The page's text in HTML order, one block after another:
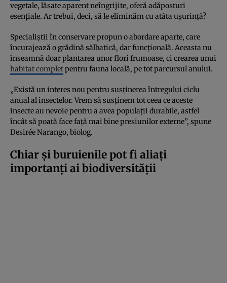
vegetale, lăsate aparent neîngrijite, oferă adăposturi
esențiale. Ar trebui, deci, să le eliminăm cu atâta ușurință?
Specialiștii în conservare propun o abordare aparte, care
încurajează o grădină sălbatică, dar funcțională. Aceasta nu
înseamnă doar plantarea unor flori frumoase, ci crearea unui
habitat completpentru fauna locală, pe tot parcursul anului.
„Există un interes nou pentru susținerea întregului ciclu
anual al insectelor. Vrem să susținem tot ceea ce aceste
insecte au nevoie pentru a avea populații durabile, astfel
încât să poată face față mai bine presiunilor externe”, spune
Desirée Narango, biolog.
Chiar și buruienile pot fi aliați
importanți ai biodiversității